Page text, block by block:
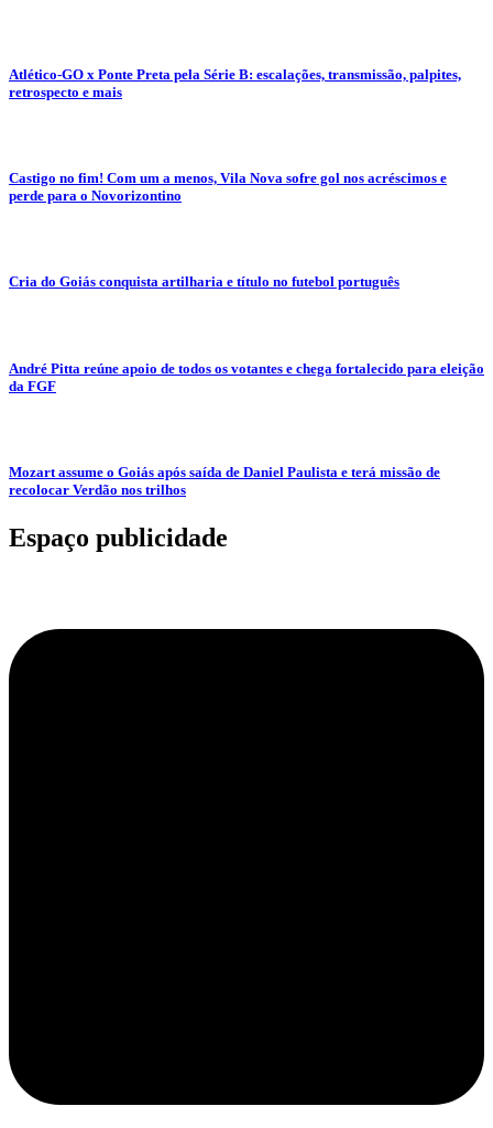
Atlético-GO x Ponte Preta pela Série B: escalações, transmissão, palpites,
retrospecto e mais
Castigo no fim! Com um a menos, Vila Nova sofre gol nos acréscimos e
perde para o Novorizontino
Cria do Goiás conquista artilharia e título no futebol português
André Pitta reúne apoio de todos os votantes e chega fortalecido para eleição
da FGF
Mozart assume o Goiás após saída de Daniel Paulista e terá missão de
recolocar Verdão nos trilhos
Espaço publicidade